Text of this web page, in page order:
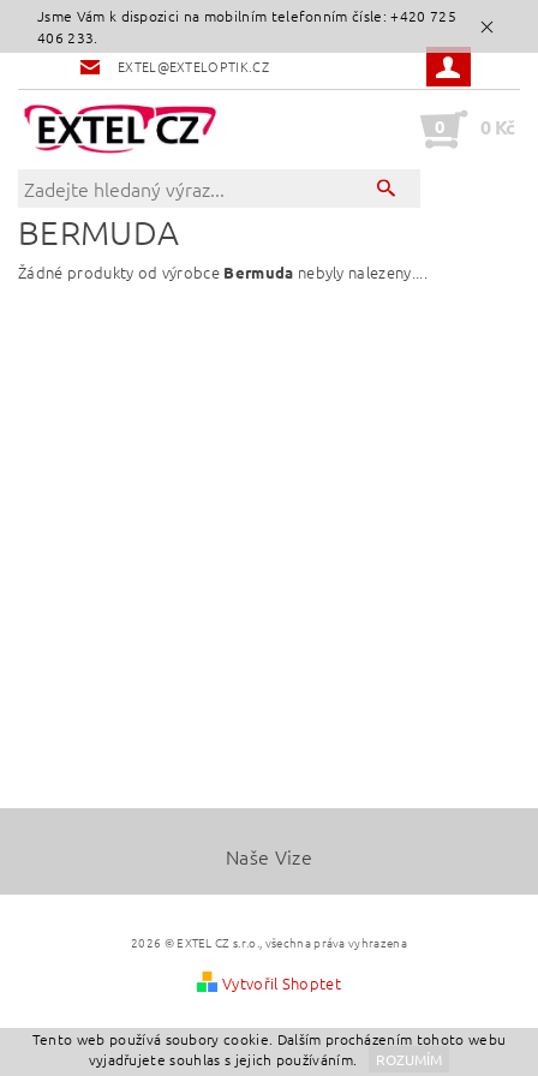
Jsme Vám k dispozici na mobilním telefonním čísle: +420 725
406 233.
EXTEL@EXTELOPTIK.CZ
0 0 Kč
BERMUDA
Žádné produkty od výrobce Bermuda nebyly nalezeny....
Naše Vize
2026 © EXTEL CZ s.r.o., všechna práva vyhrazena
Vytvořil Shoptet
Tento web používá soubory cookie. Dalším procházením tohoto webu
vyjadřujete souhlas s jejich používáním.
ROZUMÍM